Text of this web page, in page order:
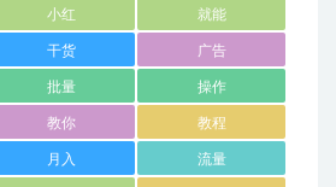
小红 就能
干货 广告
批量 操作
教你 教程
月入 流量